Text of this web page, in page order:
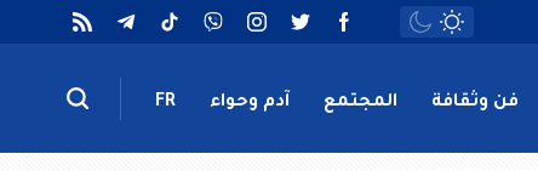
فن وثقافة المجتمع آدم وحواء FR